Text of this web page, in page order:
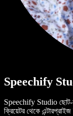
Speechify
Speechify Studio ছোট-
ক্রিয়েটর থেকে